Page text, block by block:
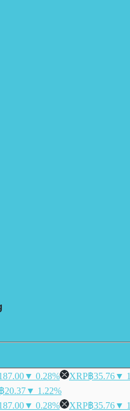
▼ 0.28% XRP฿35.76▼
฿20.37▼ 1.22%
▼ 0.28% XRP฿35.76▼